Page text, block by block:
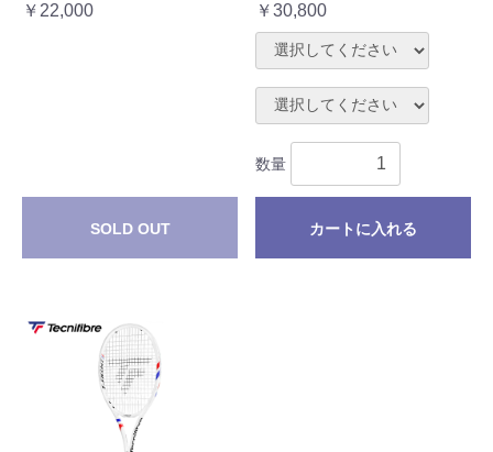
￥22,000
SOLD OUT
￥30,800
数量
カートに入れる